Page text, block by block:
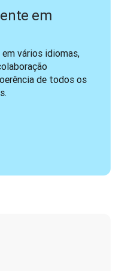
em
vários idiomas,
de todos os